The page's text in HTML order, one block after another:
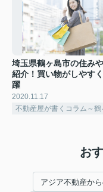
埼玉県鶴ヶ島市の住み
紹介！買い物がしやす
躍
2020.11.17
お
アジア不動産か